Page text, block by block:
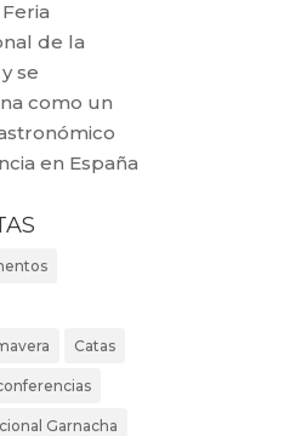
de la
se
como un
en España
Catas
Garnacha